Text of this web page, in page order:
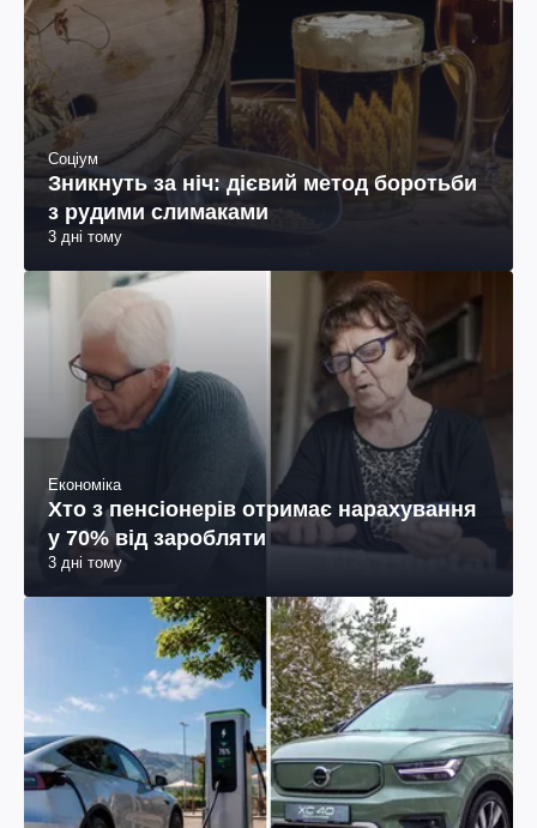
Соціум
Зникнуть за ніч: дієвий метод боротьби
з рудими слимаками
3 дні тому
Економіка
Хто з пенсіонерів отримає нарахування
у 70% від заробляти
3 дні тому